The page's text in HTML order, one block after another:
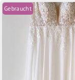
Gebraucht